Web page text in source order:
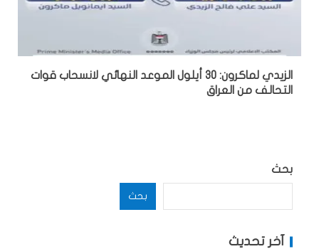
الزيدي لماكرون: 30 أيلول الموعد النهائي لانسحاب قوات
التحالف من العراق
بحث
بحث
آخر تحديث